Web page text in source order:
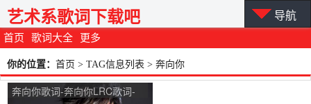
首页 歌词大全 更多
艺术系歌词下载吧 导航
你的位置： 首页 > TAG信息列表 > 奔向你
奔向你歌词-奔向你LRC歌词-